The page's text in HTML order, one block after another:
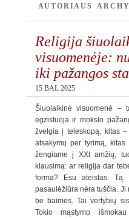
AUTORIAUS
Religija
visuomenėje:
iki pažangos
15 BAL 2025
Šiuolaikinė visuomenė –
egzistuoja ir mokslo
žvelgia į teleskopą, kitas
atsakymų per tyrimą,
žengiame į XXI amžių,
klausimą: ar religija dar
forma? Esu ateistas. Tą
pasaulėžiūra nėra tuščia. Ji
be baimės. Tai vertybių
Tokio mąstymo